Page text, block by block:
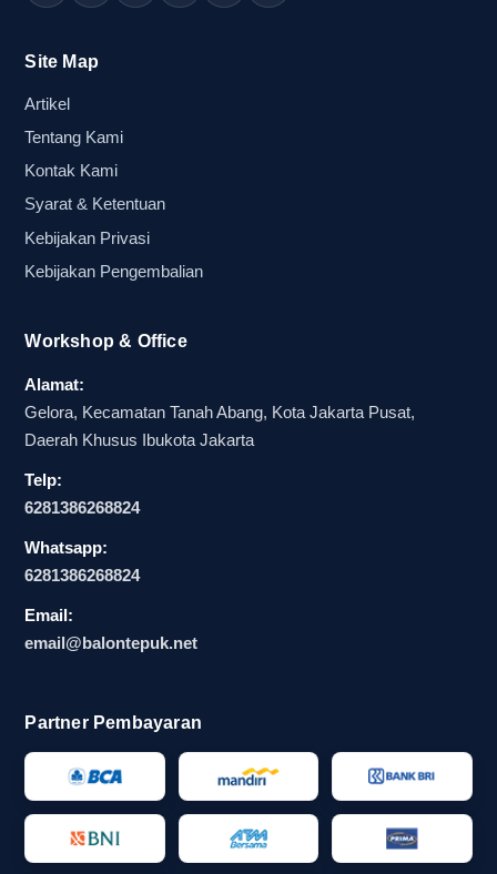
Site Map
Artikel
Tentang Kami
Kontak Kami
Syarat & Ketentuan
Kebijakan Privasi
Kebijakan Pengembalian
Workshop & Office
Alamat:
Gelora, Kecamatan Tanah Abang, Kota Jakarta Pusat,
Daerah Khusus Ibukota Jakarta
Telp:
6281386268824
Whatsapp:
6281386268824
Email:
email@balontepuk.net
Partner Pembayaran